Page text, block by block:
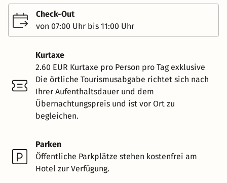
Check-Out
von 07:00 Uhr bis 11:00 Uhr
Kurtaxe
2.60 EUR Kurtaxe pro Person pro Tag exklusive
Die örtliche Tourismusabgabe richtet sich nach
Ihrer Aufenthaltsdauer und dem
Übernachtungspreis und ist vor Ort zu
begleichen.
Parken
Öffentliche Parkplätze stehen kostenfrei am
Hotel zur Verfügung.